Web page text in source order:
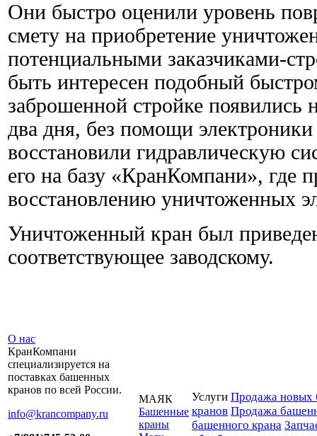
Они быстро оценили уровень
смету на приобретение
потенциальными заказчиками-
быть интересен подобный
заброшенной стройке
два дня, без помощи
восстановили гидравлическую
его на базу «КранКомпани», где
восстановлению уничтоженных
Уничтоженный кран был
соответствующее заводскому.
О нас
КранКомпани
специализируется на
поставках башенных
кранов по всей России.
info@krancompany.ru
МАЯК
Башенные
краны
Услуги Продажа новых
кранов Продажа
башенного крана